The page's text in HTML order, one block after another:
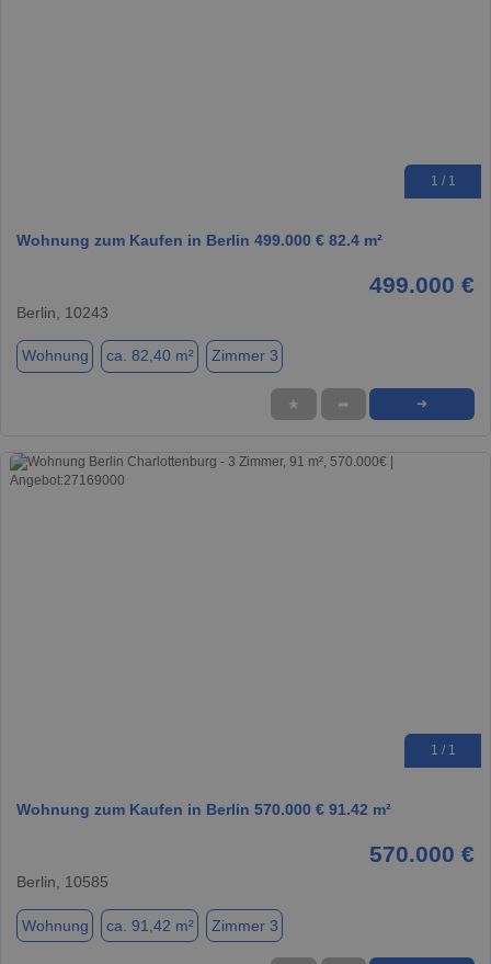
1 / 1
Wohnung zum Kaufen in Berlin 499.000 € 82.4 m²
499.000 €
Berlin, 10243
Wohnung ca. 82,40 m² Zimmer 3
★ ➦ ➜
1 / 1
Wohnung zum Kaufen in Berlin 570.000 € 91.42 m²
570.000 €
Berlin, 10585
Wohnung ca. 91,42 m² Zimmer 3